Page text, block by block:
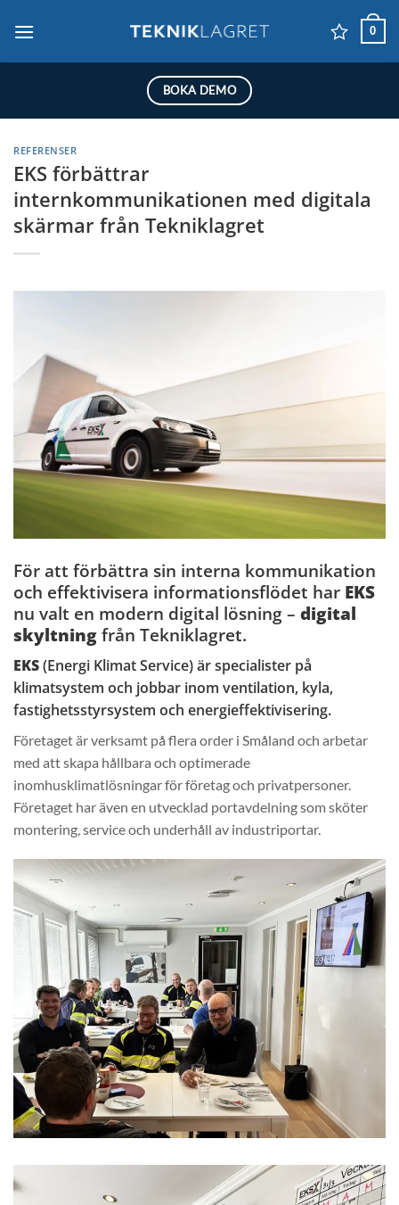
0
BOKA DEMO
REFERENSER
EKS förbättrar
internkommunikationen med digitala
skärmar från Tekniklagret
För att förbättra sin interna kommunikation
och effektivisera informationsflödet har EKS
nu valt en modern digital lösning – digital
skyltningfrån Tekniklagret.
EKS(Energi Klimat Service) är specialister på
klimatsystem och jobbar inom ventilation, kyla,
fastighetsstyrsystem och energieffektivisering.
Företaget är verksamt på flera order i Småland och arbetar
med att skapa hållbara och optimerade
inomhusklimatlösningar för företag och privatpersoner.
Företaget har även en utvecklad portavdelning som sköter
montering, service och underhåll av industriportar.